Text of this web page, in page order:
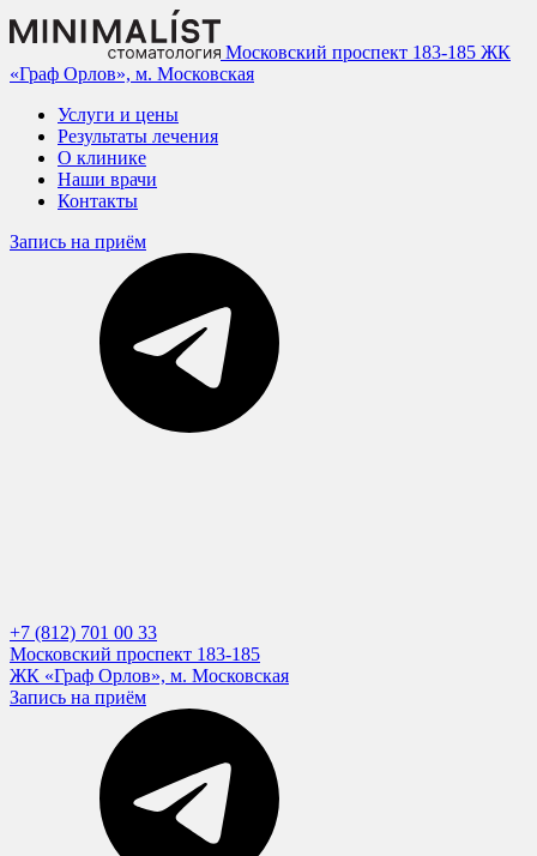
Московский проспект 183-185 ЖК
«Граф Орлов», м. Московская
Услуги и цены
Результаты лечения
О клинике
Наши врачи
Контакты
Запись на приём
+7 (812) 701 00 33
Московский проспект 183-185
ЖК «Граф Орлов», м. Московская
Запись на приём